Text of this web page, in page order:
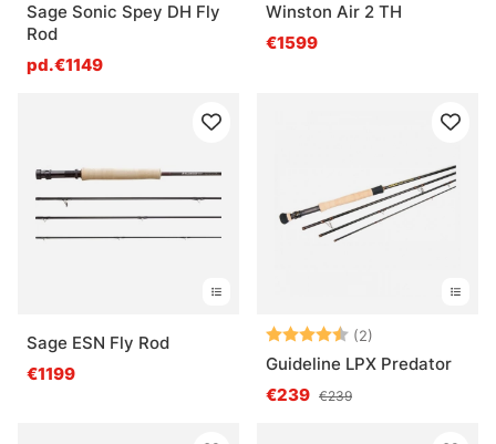
Sage Sonic Spey DH Fly
Rod
pd.€1149
Winston Air 2 TH
€1599
Sage ESN Fly Rod
€1199
Note: (2)
Guideline LPX Predator
€239 €239